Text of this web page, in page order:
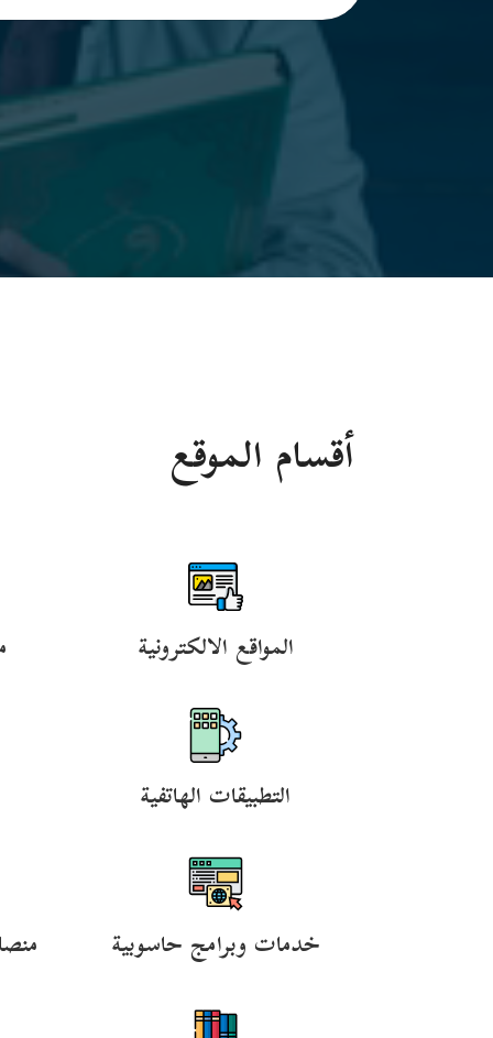
أقسام الموقع
المواقع الالكترونية
التطبيقات الهاتفية
خدمات وبرامج حاسوبية